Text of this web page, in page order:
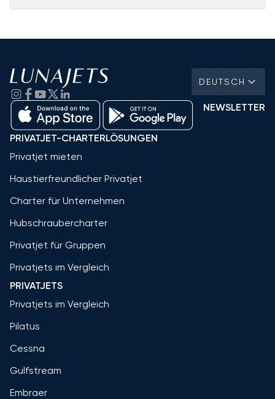
DEUTSCH
NEWSLETTER
PRIVATJET-CHARTERLÖSUNGEN
Privatjet mieten
Haustierfreundlicher Privatjet
Charter für Unternehmen
Hubschraubercharter
Privatjet für Gruppen
Privatjets im Vergleich
PRIVATJETS
Privatjets im Vergleich
Pilatus
Cessna
Gulfstream
Embraer